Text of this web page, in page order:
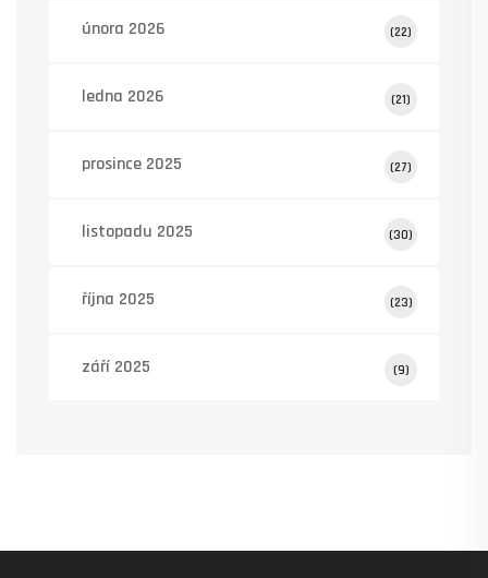
února 2026 (22)
ledna 2026 (21)
prosince 2025 (27)
listopadu 2025 (30)
října 2025 (23)
září 2025 (9)